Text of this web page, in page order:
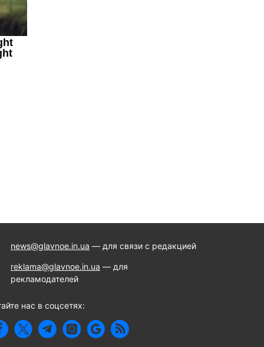
news@glavnoe.in.ua — для связи с редакцией
reklama@glavnoe.in.ua — для
рекламодателей
нас в соцсетях: